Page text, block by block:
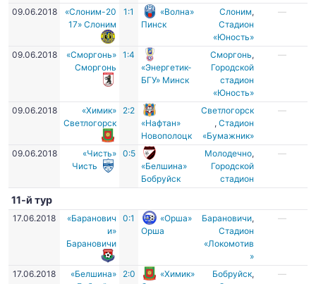
09.06.2018
«Слоним-20
17» Слоним
1:1
«Волна»
Пинск
Слоним,
Стадион
«Юность»
—
09.06.2018
«Сморгонь»
Сморгонь
1:4
«Энергетик-
БГУ» Минск
Сморгонь,
Городской
стадион
«Юность»
—
09.06.2018
«Химик»
Светлогорск
2:2
«Нафтан»
Новополоцк
Светлогорск
,Стадион
«Бумажник»
—
09.06.2018
«Чисть»
Чисть
0:5
«Белшина»
Бобруйск
Молодечно,
Городской
стадион
—
11-й тур
17.06.2018
«Баранович
и»
Барановичи
0:1
«Орша»
Орша
Барановичи,
Стадион
«Локомотив
»
—
17.06.2018
«Белшина»
2:0
«Химик»
Бобруйск,
—